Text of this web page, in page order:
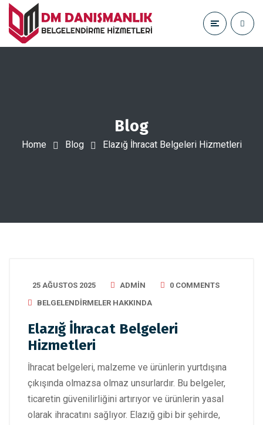
Blog
Home Blog Elazığ İhracat Belgeleri Hizmetleri
25 AĞUSTOS 2025 ADMIN
0 COMMENTS
BELGELENDIRMELER HAKKINDA
Elazığ İhracat Belgeleri
Hizmetleri
İhracat belgeleri, malzeme ve ürünlerin yurtdışına
çıkışında olmazsa olmaz unsurlardır. Bu belgeler,
ticaretin güvenilirliğini artırıyor ve ürünlerin yasal
olarak ihracatını sağlıyor. Elazığ gibi bir şehirde,